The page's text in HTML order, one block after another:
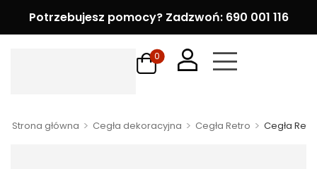
Potrzebujesz pomocy? Zadzwoń: 690 001 116
0
Strona główna > Cegła dekoracyjna > Cegła Retro > Cegła